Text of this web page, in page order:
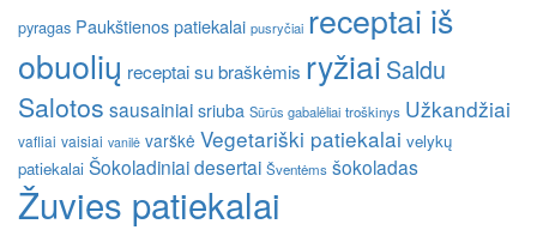
pyragas Paukštienos patiekalai pusryčiai receptai iš
obuolių receptai su braškėmis ryžiai Saldu
Salotos sausainiai sriuba Sūrūs gabalėliai troškinys Užkandžiai
vafliai vaisiai vanilė varškė Vegetariški patiekalai velykų
patiekalai Šokoladiniai desertai Šventėms šokoladas
Žuvies patiekalai